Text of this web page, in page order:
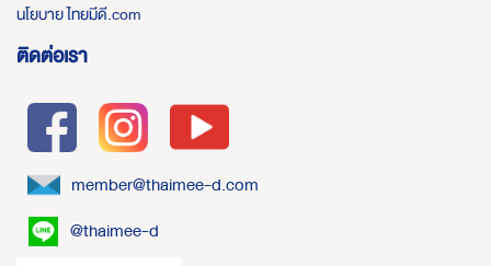
นโยบาย ไทยมีดี.com
ติดต่อเรา
member@thaimee-d.com
@thaimee-d